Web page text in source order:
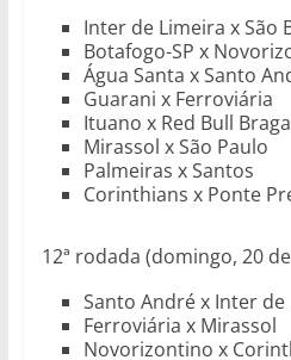
Inter de Limeira x São
Botafogo-SP x
Água Santa x Santo
Guarani x Ferroviária
Ituano x Red Bull
Mirassol x São Paulo
Palmeiras x Santos
Corinthians x Ponte
12ª rodada (domingo, 20
Santo André x Inter de
Ferroviária x Mirassol
Novorizontino x